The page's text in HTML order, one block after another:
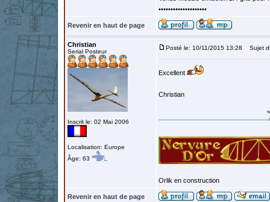
••••••••••••••••••••
Revenir en haut de page
Christian
Serial Posteur
Inscrit le: 02 Mai 2006
Localisation: Europe
Âge: 63
Posté le: 10/11/2015 13:28 Sujet
Excellent
Christian
Orlik en construction
Revenir en haut de page